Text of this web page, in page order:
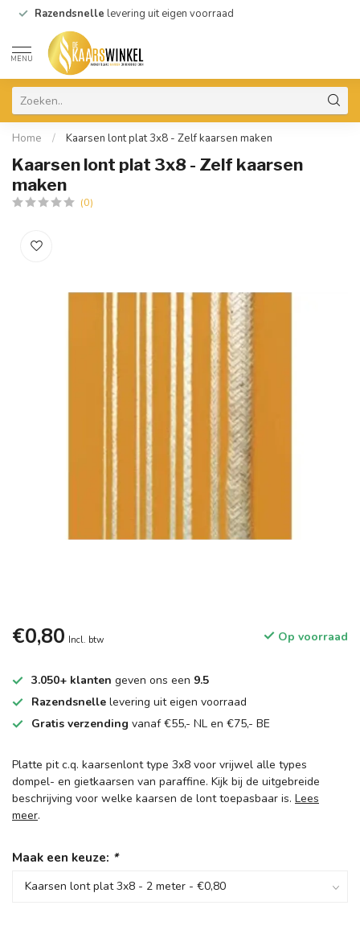
Razendsnelle levering uit eigen voorraad
MENU
Home / Kaarsen lont plat 3x8 - Zelf kaarsen maken
Kaarsen lont plat 3x8 - Zelf kaarsen
maken
(0)
€0,80 Incl. btw Op voorraad
3.050+ klanten geven ons een 9.5
Razendsnelle levering uit eigen voorraad
Gratis verzending vanaf €55,- NL en €75,- BE
Platte pit c.q. kaarsenlont type 3x8 voor vrijwel alle types
dompel- en gietkaarsen van paraffine. Kijk bij de uitgebreide
beschrijving voor welke kaarsen de lont toepasbaar is. Lees
meer.
Maak een keuze: *